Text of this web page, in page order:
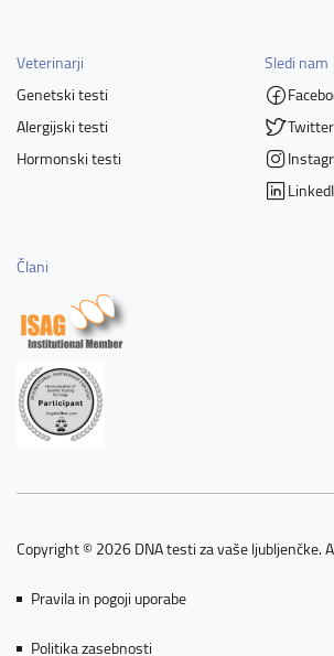
Veterinarji
Genetski testi
Alergijski testi
Hormonski testi
Sledi nam
Twitter
Člani
Copyright © 2026 DNA testi za vaše ljubljenčke.
Pravila in pogoji uporabe
Politika zasebnosti